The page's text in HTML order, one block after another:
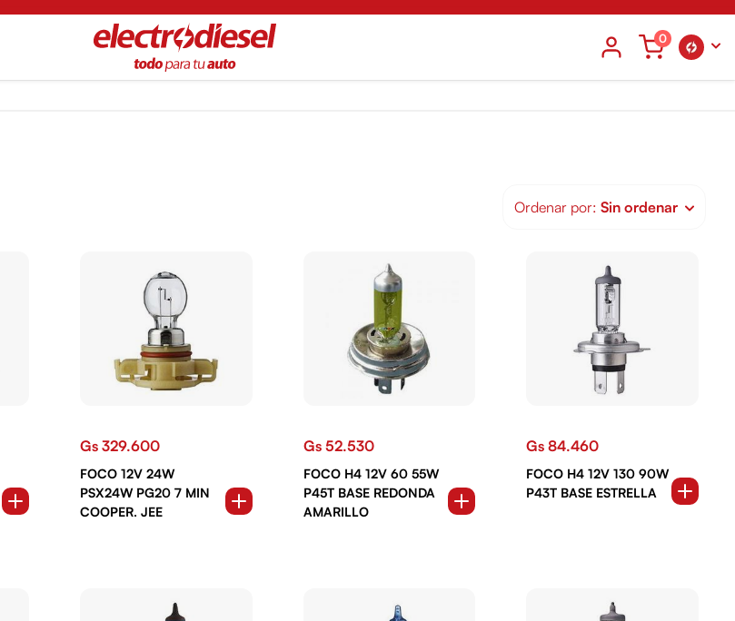
0
Ordenar por: Sin ordenar
Gs 329.600
FOCO 12V 24W
PSX24W PG20 7 MIN
COOPER. JEE
Gs 52.530
FOCO H4 12V 60 55W
P45T BASE REDONDA
AMARILLO
Gs 84.460
FOCO H4 12V 130 90W
P43T BASE ESTRELLA